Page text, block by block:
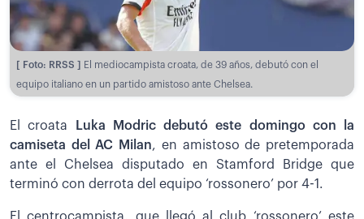
[ Foto: RRSS ]
El mediocampista croata, de 39 años, debutó con el
equipo italiano en un partido amistoso ante Chelsea.
El croata
Luka Modric debutó este domingo con la
camiseta del AC Milan, en amistoso de pretemporada
ante el Chelsea disputado en Stamford Bridge que
terminó con derrota del equipo ‘rossonero’ por 4-1.
El centrocampista, que llegó al club ‘rossonero’ este